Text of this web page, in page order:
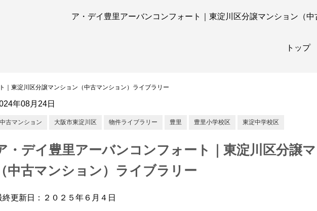
ア・デイ豊里アーバンコンフォート｜東淀川区分譲マンション（
トップ
｜東淀川区分譲マンション（中古マンション）ライブラリー
年08月24日
中古マンション 大阪市東淀川区 物件ライブラリー 豊里 豊里小学校区 東淀中学校区
・デイ豊里アーバンコンフォート｜東淀川区分譲
（中古マンション）ライブラリー
終更新日：２０２５年６月４日